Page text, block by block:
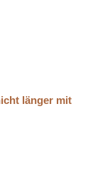
länger mit